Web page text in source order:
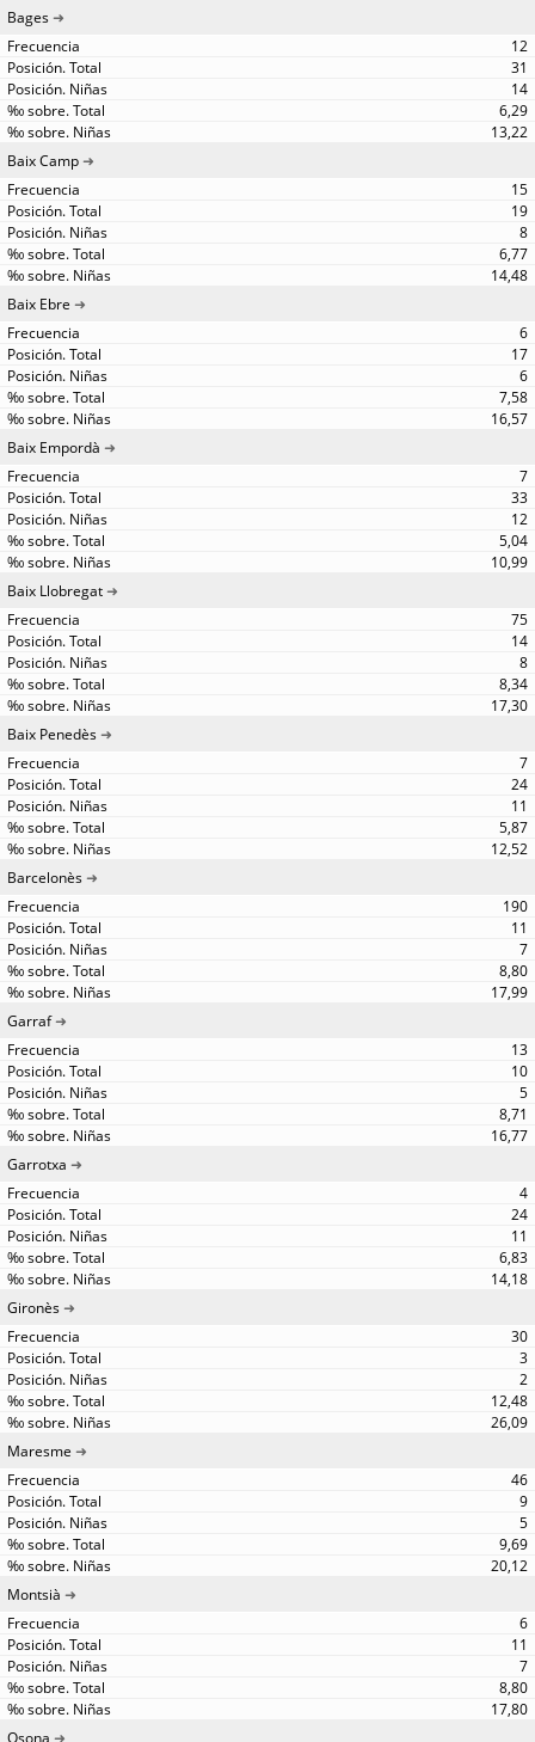
Bages
12
31
14
6,29
13,22
Baix Camp
15
19
8
6,77
14,48
Baix Ebre
6
17
6
7,58
16,57
Baix Empordà
7
33
12
5,04
10,99
Baix Llobregat
75
14
8
8,34
17,30
Baix Penedès
7
24
11
5,87
12,52
Barcelonès
190
11
7
8,80
17,99
Garraf
13
10
5
8,71
16,77
Garrotxa
4
24
11
6,83
14,18
Gironès
30
3
2
12,48
26,09
Maresme
46
9
5
9,69
20,12
Montsià
6
11
7
8,80
17,80
Osona